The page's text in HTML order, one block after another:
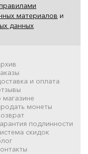
правилами
материалов и
данных
и оплата
магазине
монеты
подлинности
скидок